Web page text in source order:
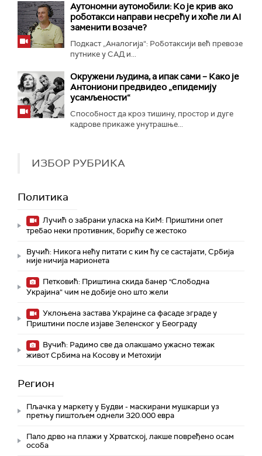
Аутономни аутомобили: Ко је крив ако
роботакси направи несрећу и хоће ли AI
заменити возаче?
Подкаст „Аналогија“: Роботаксији већ превозе
путнике у САД и...
Окружени људима, а ипак сами – Како је
Антониони предвидео „епидемију
усамљености“
Способност да кроз тишину, простор и дуге
кадрове прикаже унутрашње...
ИЗБОР РУБРИКА
Политика
Лучић о забрани уласка на КиМ: Приштини опет
требао неки противник, борићу се жестоко
Вучић: Никога нећу питати с ким ћу се састајати, Србија
није ничија марионета
Петковић: Приштина скида банер "Слободна
Украјина“ чим не добије оно што жели
Уклоњена застава Украјине са фасаде зграде у
Приштини после изјаве Зеленског у Београду
Вучић: Радимо све да олакшамо ужасно тежак
живот Србима на Косову и Метохији
Регион
Пљачка у маркету у Будви - маскирани мушкарци уз
претњу пиштољем однели 320.000 евра
Пало дрво на плажи у Хрватској, лакше повређено осам
особа